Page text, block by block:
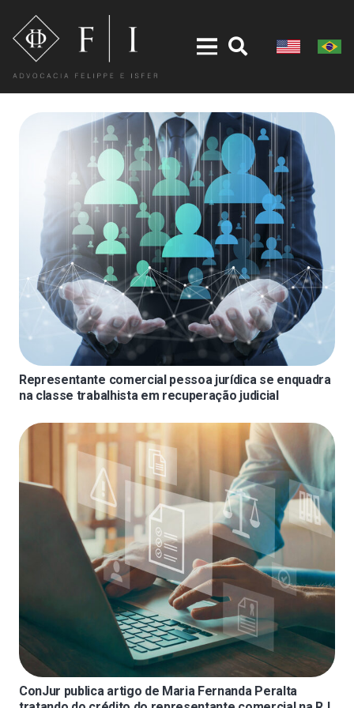
Representante comercial pessoa jurídica se enquadra
na classe trabalhista em recuperação judicial
ConJur publica artigo de Maria Fernanda Peralta